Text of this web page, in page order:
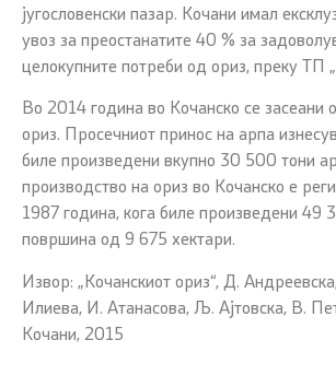
југословенски пазар. Кочани имал
увоз за преостанатите 40 % за
целокупните потреби од ориз, преку ТП
Во 2014 година во Кочанско се засеани
ориз. Просечниот принос на арпа
биле произведени вкупно 30 500 тони
производство на ориз во Кочанско е
1987 година, кога биле произведени 49
површина од 9 675 хектари.
Извор: „Кочанскиот ориз“, Д.
Илиева, И. Атанасова, Љ. Ајтовска, В.
Кочани, 2015